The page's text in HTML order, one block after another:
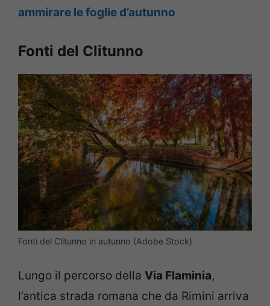
ammirare le foglie d’autunno
Fonti del Clitunno
Fonti del Clitunno in autunno (Adobe Stock)
Lungo il percorso della Via Flaminia,
l’antica strada romana che da Rimini arriva